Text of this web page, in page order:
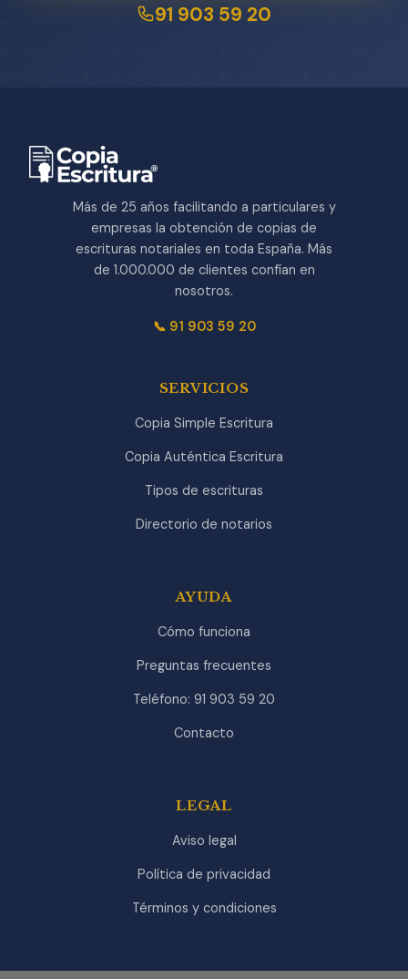
91 903 59 20
Más de 25 años facilitando a particulares y
empresas la obtención de copias de
escrituras notariales en toda España. Más
de 1.000.000 de clientes confían en
nosotros.
📞 91 903 59 20
SERVICIOS
Copia Simple Escritura
Copia Auténtica Escritura
Tipos de escrituras
Directorio de notarios
AYUDA
Cómo funciona
Preguntas frecuentes
Teléfono: 91 903 59 20
Contacto
LEGAL
Aviso legal
Política de privacidad
Términos y condiciones